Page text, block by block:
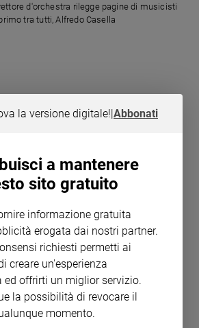
d'orchestra rilegge pagine di musicisti
tra tutti, Alfredo Casella
musica
uno dei patrimoni musicali più
viene divulgato grazie all'estro del pianista
della musica
l'evento "Classical Music World", che
"classica" e trovare un nuovo pubblico.
novità
la versione digitale!|Abbonati
a mantenere
sito gratuito
informazione gratuita
erogata dai nostri partner.
richiesti permetti ai
creare un'esperienza
ed offrirti un miglior servizio.
la possibilità di revocare il
momento.